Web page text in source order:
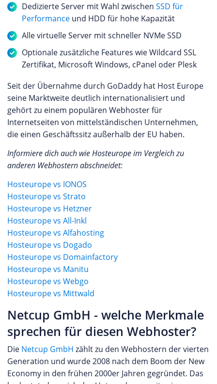
Dedizierte Server mit Wahl zwischen SSD für
Performance und HDD für hohe Kapazität
Alle virtuelle Server mit schneller NVMe SSD
Optionale zusätzliche Features wie Wildcard SSL
Zertifikat, Microsoft Windows, cPanel oder Plesk
Seit der Übernahme durch GoDaddy hat Host Europe
seine Marktweite deutlich internationalisiert und
gehört zu einem populären Webhoster für
Internetseiten von mittelständischen Unternehmen,
die einen Geschäftssitz außerhalb der EU haben.
Informiere dich auch wie Hosteurope im Vergleich zu
anderen Webhostern abschneidet:
Hosteurope vs IONOS
Hosteurope vs Strato
Hosteurope vs Hetzner
Hosteurope vs All-Inkl
Hosteurope vs Alfahosting
Hosteurope vs Dogado
Hosteurope vs Domainfactory
Hosteurope vs Manitu
Hosteurope vs Webgo
Hosteurope vs Mittwald
Netcup GmbH - welche Merkmale
sprechen für diesen Webhoster?
Die Netcup GmbH zählt zu den Webhostern der vierten
Generation und wurde 2008 nach dem Boom der New
Economy in den frühen 2000er Jahren gegründet. Das